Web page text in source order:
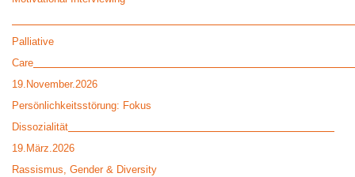
Palliative
Care
19.November.2026
Persönlichkeitsstörung: Fokus
Dissozialität
19.März.2026
Rassismus, Gender & Diversity